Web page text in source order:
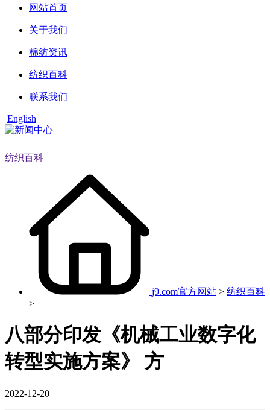
网站首页
关于我们
棉纺资讯
纺织百科
联系我们
English
纺织百科
j9.com官方网站 > 纺织百科
>
八部分印发《机械工业数字化
转型实施方案》 方
2022-12-20